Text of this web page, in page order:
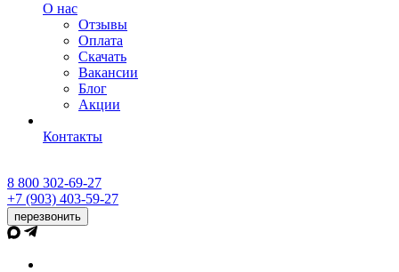
О нас
Отзывы
Оплата
Скачать
Вакансии
Блог
Акции
Контакты
8 800 302-69-27
+7 (903) 403-59-27
перезвонить